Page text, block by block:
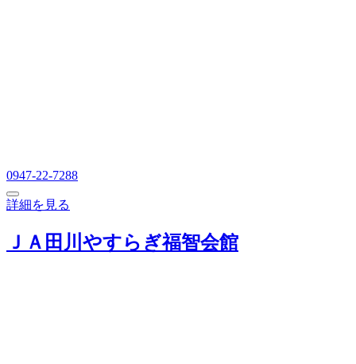
0947-22-7288
詳細を見る
ＪＡ田川やすらぎ福智会館